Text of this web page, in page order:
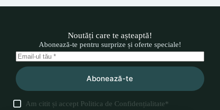
Noutăți care te așteaptă!
Abonează-te pentru surprize și oferte speciale!
Abonează-te
Am citit și accept Politica de Confidențialitate*